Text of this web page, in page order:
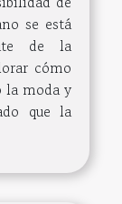
se está
de la
cómo
la moda y
que la